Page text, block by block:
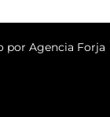
por Agencia Forja